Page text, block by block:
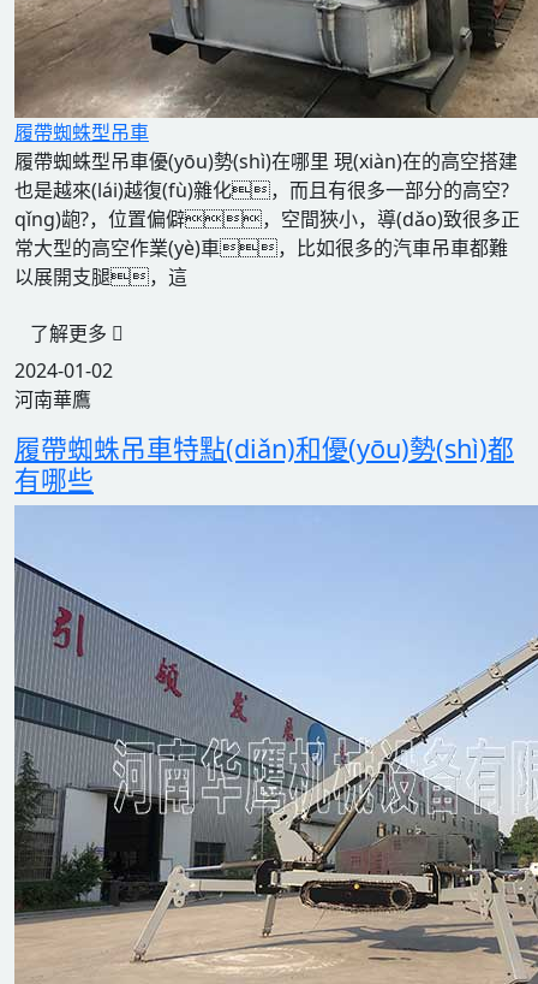
履帶蜘蛛型吊車
履帶蜘蛛型吊車優(yōu)勢(shì)在哪里 現(xiàn)在的高空搭建
也是越來(lái)越復(fù)雜化，而且有很多一部分的高空?
qǐng)龅?，位置偏僻，空間狹小，導(dǎo)致很多正
常大型的高空作業(yè)車，比如很多的汽車吊車都難
以展開支腿，這
了解更多
2024-01-02
河南華鷹
履帶蜘蛛吊車特點(diǎn)和優(yōu)勢(shì)都
有哪些